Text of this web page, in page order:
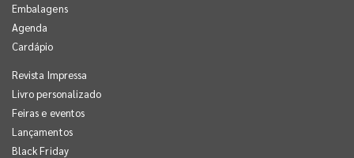
Embalagens
Agenda
Cardápio
Revista Impressa
Livro personalizado
Feiras e eventos
Lançamentos
Black Friday